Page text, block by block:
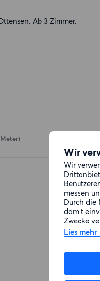
Wir
Wir
messen
Durch die
damit
Zwecke
Lies
Ab 3 Zimmer.